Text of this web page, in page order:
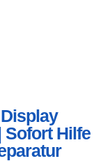
Sofort Hilfe